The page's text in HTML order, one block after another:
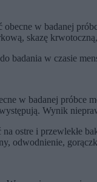
w badanej
skazę
badania w czasie
w badanej próbce
Wynik
ostre i przewlekłe
odwodnienie,